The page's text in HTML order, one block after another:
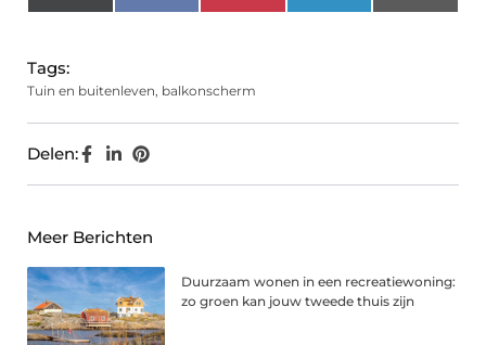
(Twitter)
Tags:
Tuin en buitenleven, balkonscherm
Delen:
Meer Berichten
Duurzaam wonen in een recreatiewoning:
zo groen kan jouw tweede thuis zijn